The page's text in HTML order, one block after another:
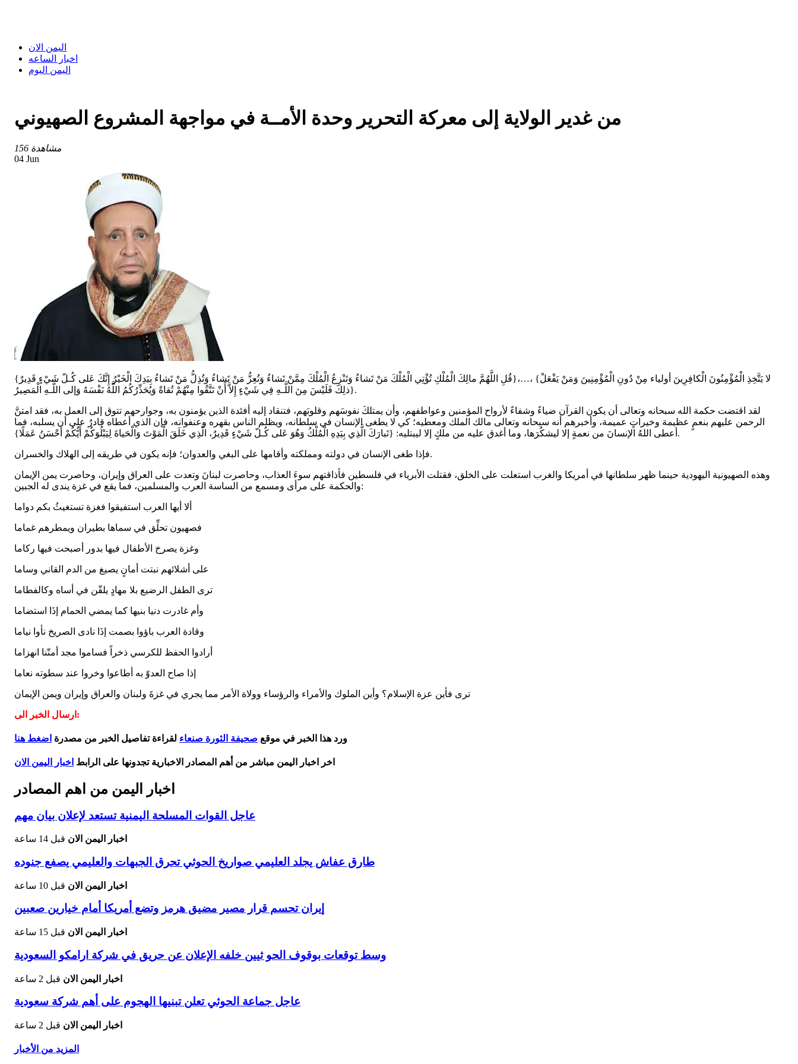
اليمن الان
اخبار الساعه
اليمن اليوم
من غدير الولاية إلى معركة التحرير وحدة الأمــة في مواجهة المشروع الصهيوني
156 مشاهدة
04 Jun
{قُلِ اللَّهُمَّ مالِكَ الْمُلْكِ تُؤْتِي الْمُلْكَ مَنْ تَشاءُ وَتَنْزِعُ الْمُلْكَ مِمَّنْ تَشاءُ وَتُعِزُّ مَنْ تَشاءُ وَتُذِلُّ مَنْ تَشاءُ بِيَدِكَ الْخَيْرُ إِنَّكَ عَلى‏ كُـلّ شَيْ‏ءٍ قَدِيرٌ}،…، {لا يَتَّخِذِ الْمُؤْمِنُونَ الْكافِرِينَ أولياء مِنْ دُونِ الْمُؤْمِنِينَ وَمَنْ يَفْعَلْ
ذلِكَ فَلَيْسَ مِنَ اللَّـهِ فِي شَيْ‏ءٍ إِلاَّ أَنْ تَتَّقُوا مِنْهُمْ تُقاةً وَيُحَذِّرُكُمُ اللَّهُ نَفْسَهُ وَإلى اللَّـهِ الْمَصِيرُ}.
​لقد اقتضت حكمة الله سبحانه وتعالى أن يكون القرآن ضياءً وشفاءً لأرواح المؤمنين وعواطفهم، وأن يمتلكَ نفوسَهم وقلوبَهم، فتنقاد إليه أفئدة الذين يؤمنون به، وجوارحهم تتوق إلى العمل به، فقد امتنَّ
الرحمن عليهم بنعمٍ عظيمة وخيراتٍ عميمة، وأخبرهم أنه سبحانه وتعالى مالك الملك ومعطيه؛ كي لا يطغى الإنسان في سلطانه، ويظلم الناس بقهره وعنفوانه، فإن الذي أعطاه قادرٌ على أن يسلبه، فما
أعطى اللهُ الإنسانَ من نعمةٍ إلا ليشكُرَها، وما أغدق عليه من ملكٍ إلا ليبتليه: {تَبارَكَ الَّذِي بِيَدِهِ الْمُلْكُ وَهُوَ عَلى‏ كُـلّ شَيْ‏ءٍ قَدِيرٌ، الَّذِي خَلَقَ الْمَوْتَ وَالْحَياةَ لِيَبْلُوَكُمْ أَيُّكُمْ أَحْسَنُ عَمَلًا}.
​فإذا طغى الإنسان في دولته ومملكته وأقامها على البغي والعدوان؛ فإنه يكون في طريقه إلى الهلاك والخسران.
وهذه الصهيونية اليهودية حينما ظهر سلطانها في أمريكا والغرب استعلت على الخلق، فقتلت الأبرياء في فلسطين فأذاقتهم سوءَ العذاب، وحاصرت لبنانَ وتعدت على العراق وإيران، وحاصرت يمن الإيمان
والحكمة على مرأى ومسمع من الساسة العرب والمسلمين، فما يقع في غزة يندى له الجبين:
​ألا أيها العرب استفيقوا فغزة تستغيثُ بكم دواما
فصهيون تحلِّق في سماها بطيران ويمطرهم غماما
وغزة يصرخ الأطفال فيها بدور أصبحت فيها ركاما
على أشلائهم نبتت أمانٍ يصيغ من الدم القاني وساما
ترى الطفل الرضيع بلا مهادٍ يلقّن في أساه وكالفطاما
وأم غادرت دنيا بنيها كما يمضي الحمام إذَا استضاما
وقادة العرب باؤوا بصمت إذَا نادى الصريخ نأوا نياما
أرادوا الحفظ للكرسي ذخراً فساموا مجد أمتّنا انهزاما
إذا صاح العدوّ به أطاعوا وخروا عند سطوته نعاما
​ترى فأين عزة الإسلام؟ وأين الملوك والأمراء والرؤساء وولاة الأمر مما يجري في غزةَ ولبنان والعراق وإيران ويمن الإيمان
ارسال الخبر الى:
ورد هذا الخبر في موقع صحيفة الثورة صنعاء لقراءة تفاصيل الخبر من مصدرة اضغط هنا
اخر اخبار اليمن مباشر من أهم المصادر الاخبارية تجدونها على الرابط اخبار اليمن الان
اخبار اليمن من اهم المصادر
عاجل القوات المسلحة اليمنية تستعد لإعلان بيان مهم
اخبار اليمن الان قبل 14 ساعة
طارق عفاش يجلد العليمي صواريخ الحوثي تحرق الجبهات والعليمي يصفع جنوده
اخبار اليمن الان قبل 10 ساعة
إيران تحسم قرار مصير مضيق هرمز وتضع أمريكا أمام خيارين صعبين
اخبار اليمن الان قبل 15 ساعة
وسط توقعات بوقوف الحو ثيين خلفه الإعلان عن حريق في شركة ارامكو السعودية
اخبار اليمن الان قبل 2 ساعة
عاجل جماعة الحوثي تعلن تبنيها الهجوم على أهم شركة سعودية
اخبار اليمن الان قبل 2 ساعة
المزيد من الأخبار